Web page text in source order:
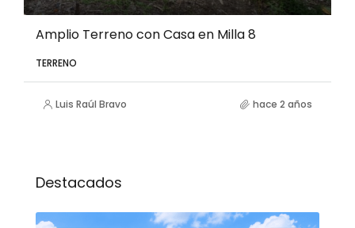
Amplio Terreno con Casa en Milla 8
TERRENO
Luis Raúl Bravo hace 2 años
Destacados